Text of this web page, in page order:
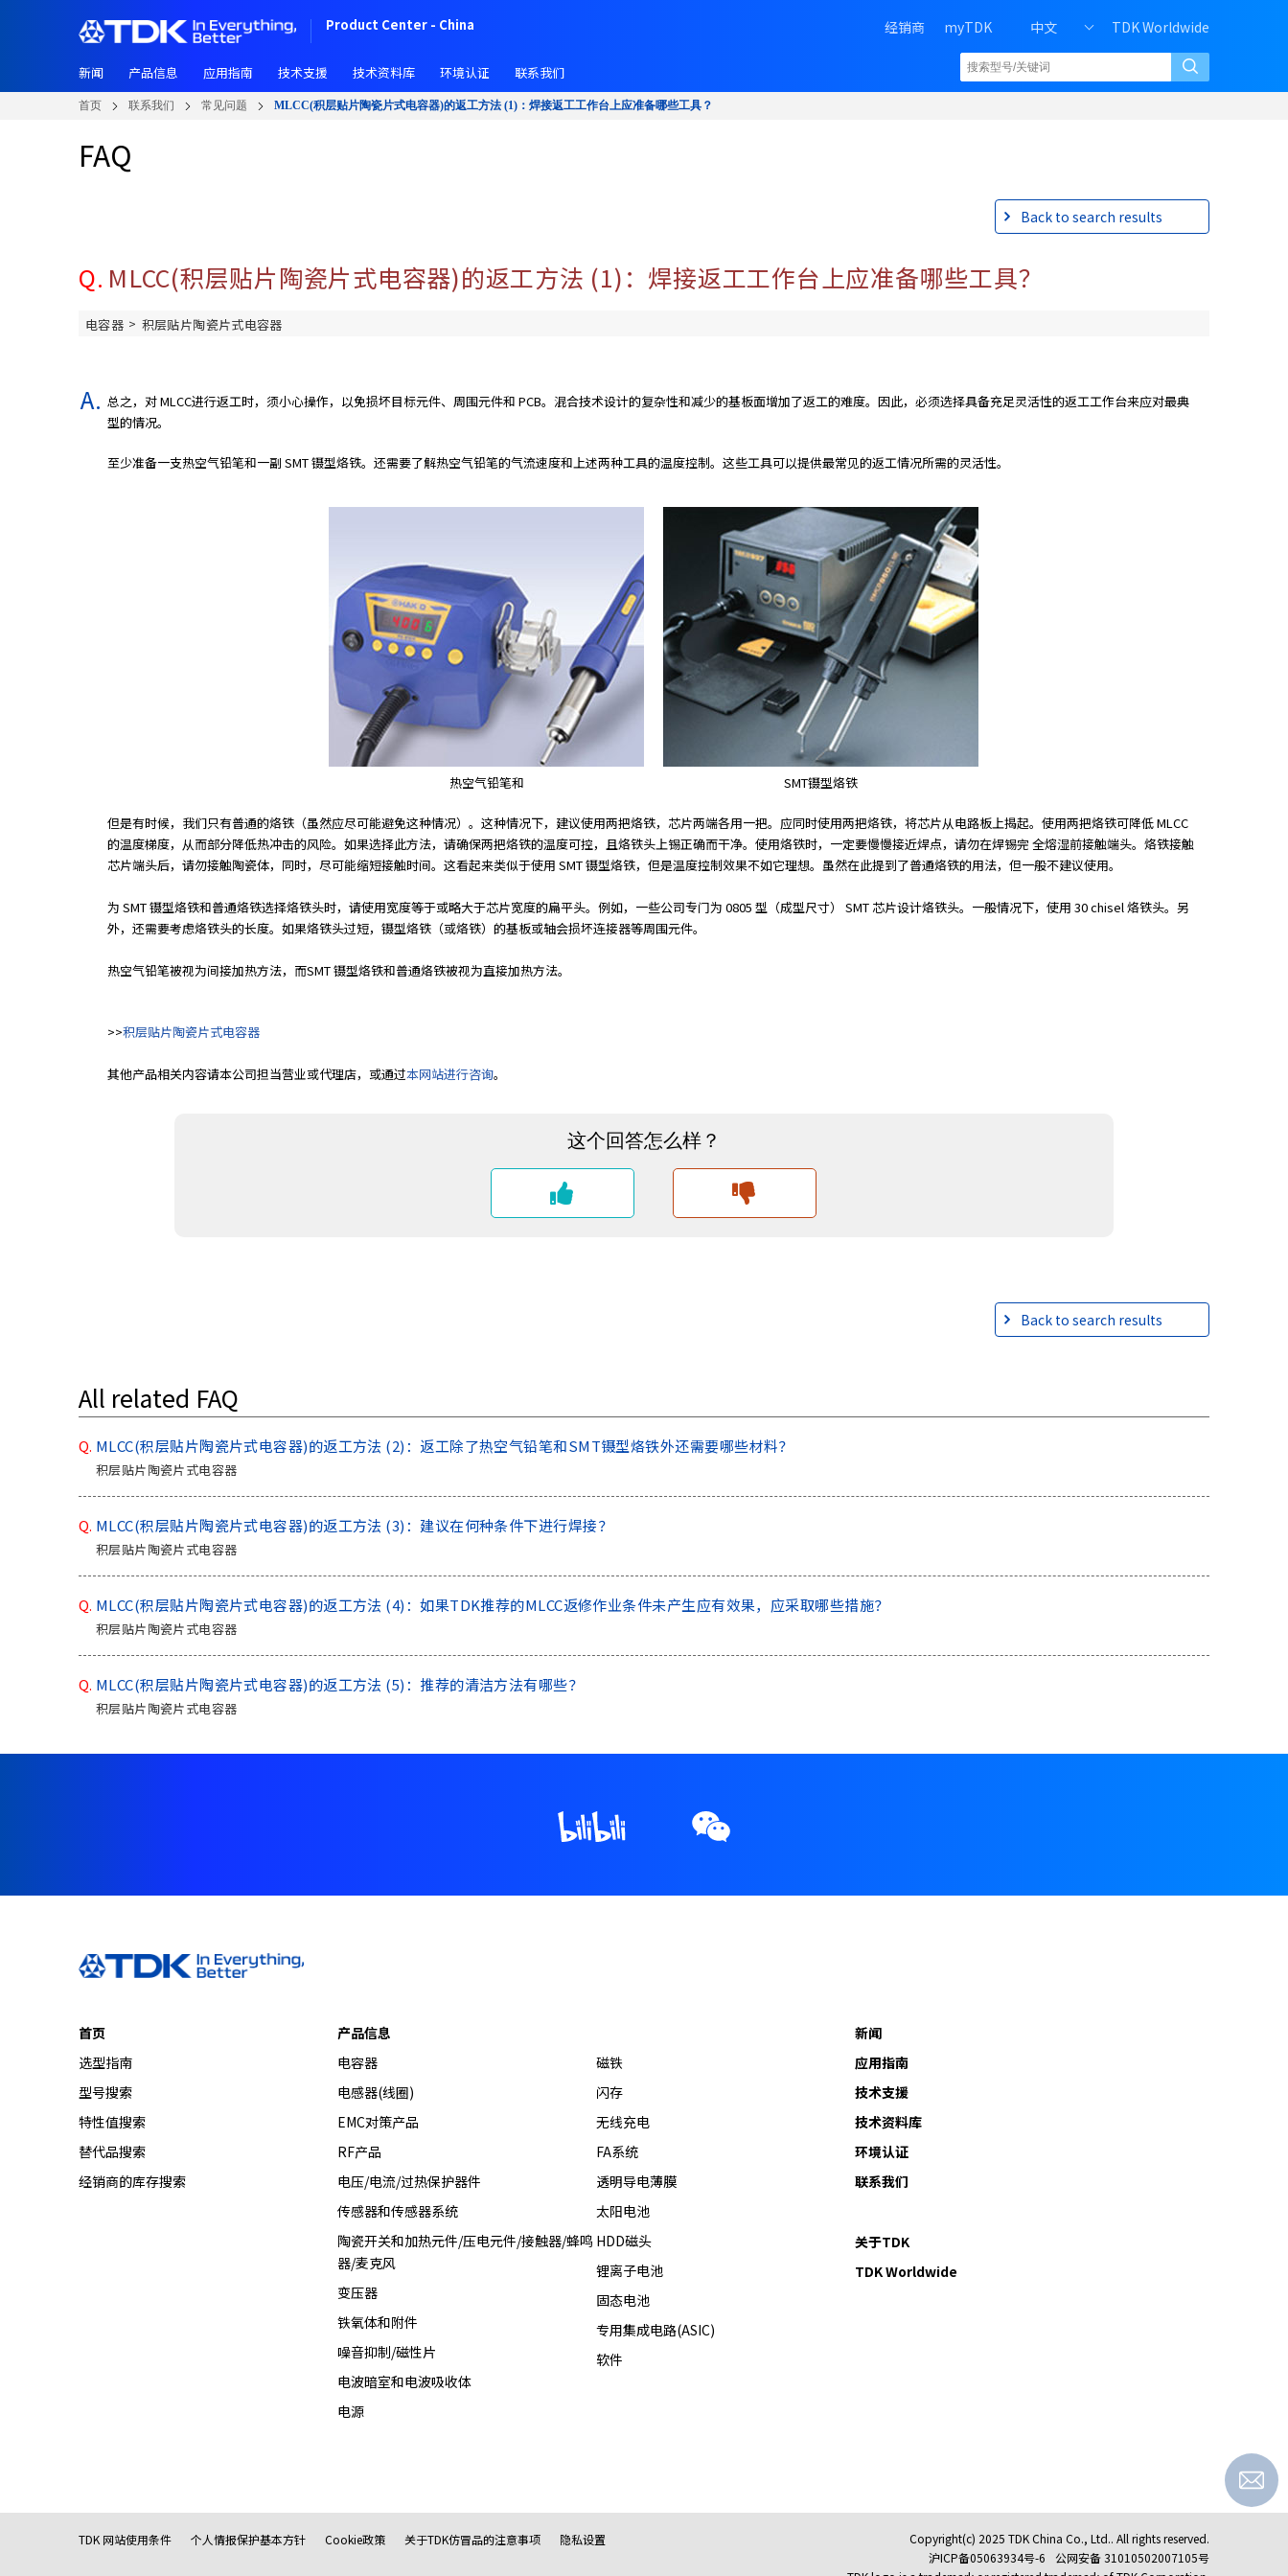
要
Product Center - China H
d
m
e
C
经销商 myTDK 中文 TDK Worldwide
新闻 产品信息 应用指南 技术支援 技术资料库 环境认证 联系我们
首页 联系我们 常见问题 MLCC(积层贴片陶瓷片式电容器)的返工方法 (1)：焊接返工工作台上应准备哪些工具？
FAQ
Back to search results
Q. MLCC(积层贴片陶瓷片式电容器)的返工方法 (1)：焊接返工工作台上应准备哪些工具？
电容器 > 积层贴片陶瓷片式电容器
总之，对 MLCC进行返工时，须小心操作，以免损坏目标元件、周围元件和 PCB。混合技术设计的复杂性和减少的基板面增加了返工的难度。因此，必须选择具备充足灵活性的返工工作台来应对最典
型的情况。
至少准备一支热空气铅笔和一副 SMT 镊型烙铁。还需要了解热空气铅笔的气流速度和上述两种工具的温度控制。这些工具可以提供最常见的返工情况所需的灵活性。
热空气铅笔和 SMT镊型烙铁
但是有时候，我们只有普通的烙铁（虽然应尽可能避免这种情况）。这种情况下，建议使用两把烙铁，芯片两端各用一把。应同时使用两把烙铁，将芯片从电路板上揭起。使用两把烙铁可降低 MLCC
的温度梯度，从而部分降低热冲击的风险。如果选择此方法，请确保两把烙铁的温度可控，且烙铁头上锡正确而干净。使用烙铁时，一定要慢慢接近焊点，请勿在焊锡完 全熔湿前接触端头。烙铁接触
芯片端头后，请勿接触陶瓷体，同时，尽可能缩短接触时间。这看起来类似于使用 SMT 镊型烙铁，但是温度控制效果不如它理想。虽然在此提到了普通烙铁的用法，但一般不建议使用。
为 SMT 镊型烙铁和普通烙铁选择烙铁头时，请使用宽度等于或略大于芯片宽度的扁平头。例如，一些公司专门为 0805 型（成型尺寸） SMT 芯片设计烙铁头。一般情况下，使用 30 chisel 烙铁头。另
外，还需要考虑烙铁头的长度。如果烙铁头过短，镊型烙铁（或烙铁）的基板或轴会损坏连接器等周围元件。
热空气铅笔被视为间接加热方法，而SMT 镊型烙铁和普通烙铁被视为直接加热方法。
>>积层贴片陶瓷片式电容器
其他产品相关内容请本公司担当营业或代理店，或通过本网站进行咨询。
Back to search results
All related FAQ
Q. MLCC(积层贴片陶瓷片式电容器)的返工方法 (2)：返工除了热空气铅笔和SMT镊型烙铁外还需要哪些材料？
积层贴片陶瓷片式电容器
Q. MLCC(积层贴片陶瓷片式电容器)的返工方法 (3)：建议在何种条件下进行焊接？
积层贴片陶瓷片式电容器
Q. MLCC(积层贴片陶瓷片式电容器)的返工方法 (4)：如果TDK推荐的MLCC返修作业条件未产生应有效果，应采取哪些措施？
积层贴片陶瓷片式电容器
Q. MLCC(积层贴片陶瓷片式电容器)的返工方法 (5)：推荐的清洁方法有哪些？
积层贴片陶瓷片式电容器
首页
选型指南
型号搜索
特性值搜索
替代品搜索
经销商的库存搜索
产品信息
电容器
电感器(线圈)
EMC对策产品
RF产品
电压/电流/过热保护器件
传感器和传感器系统
陶瓷开关和加热元件/压电元件/接触器/蜂鸣
器/麦克风
变压器
铁氧体和附件
噪音抑制/磁性片
电波暗室和电波吸收体
电源
磁铁
闪存
无线充电
FA系统
透明导电薄膜
太阳电池
HDD磁头
锂离子电池
固态电池
专用集成电路(ASIC)
软件
新闻
应用指南
技术支援
技术资料库
环境认证
联系我们
关于TDK
TDK Worldwide
TDK 网站使用条件 个人情报保护基本方针 Cookie政策 关于TDK仿冒品的注意事项 隐私设置
Copyright(c) 2025 TDK China Co., Ltd.. All rights reserved.
沪ICP备05063934号-6
公网安备 31010502007105号